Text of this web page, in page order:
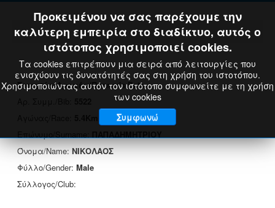
Στοιχεία Δρομέα/Runner's Data
Όνομα/Name:ΝΙΚΟΛΑΟΣ
Φύλλο/Gender: Male
Σύλλογος/Club:
Προκειμένου να σας παρέχουμε την
καλύτερη εμπειρία στο διαδίκτυο, αυτός ο
ιστότοπος χρησιμοποιεί cookies.
Τα cookies επιτρέπουν μια σειρά από λειτουργίες που
ενισχύουν τις δυνατότητές σας στη χρήση του ιστοτόπου.
Χρησιμοποιώντας αυτόν τον ιστότοπο συμφωνείτε με τη χρήση
των cookies
Συμφωνώ